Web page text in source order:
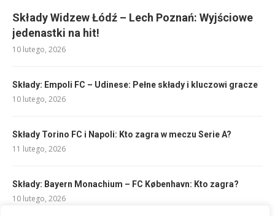
Składy Widzew Łódź – Lech Poznań: Wyjściowe
jedenastki na hit!
10 lutego, 2026
Składy: Empoli FC – Udinese: Pełne składy i kluczowi gracze
10 lutego, 2026
Składy Torino FC i Napoli: Kto zagra w meczu Serie A?
11 lutego, 2026
Składy: Bayern Monachium – FC København: Kto zagra?
10 lutego, 2026